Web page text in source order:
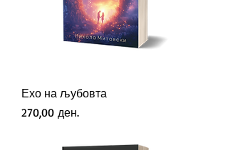
Ехо на љубовта
Price
270,00 ден.